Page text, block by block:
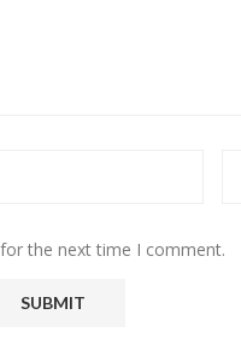
the next time I comment.